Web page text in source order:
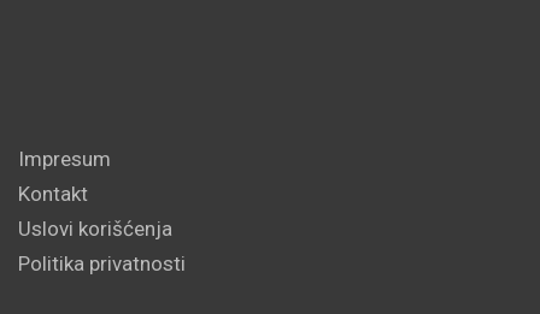
Impresum
Kontakt
Uslovi korišćenja
Politika privatnosti